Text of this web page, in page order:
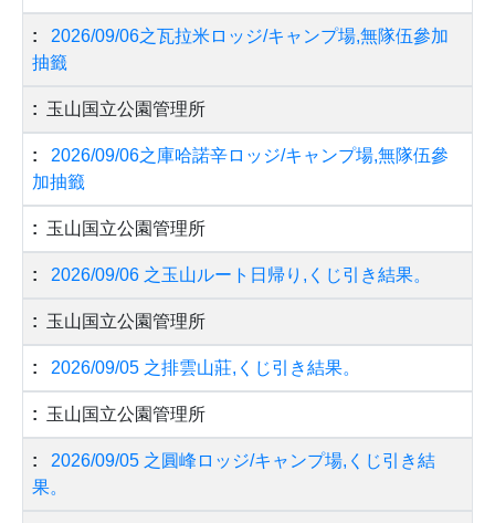
2026/09/06之瓦拉米ロッジ/キャンプ場,無隊伍參加
抽籤
玉山国立公園管理所
2026/09/06之庫哈諾辛ロッジ/キャンプ場,無隊伍參
加抽籤
玉山国立公園管理所
2026/09/06 之玉山ルート日帰り,くじ引き結果。
玉山国立公園管理所
2026/09/05 之排雲山莊,くじ引き結果。
玉山国立公園管理所
2026/09/05 之圓峰ロッジ/キャンプ場,くじ引き結
果。